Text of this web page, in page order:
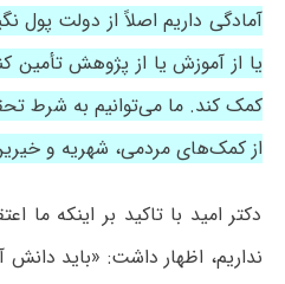
آمادگی داریم اصلاً از دولت پول
کمک کند. ما می‌توانیم به شرط
از کمک‌های مردمی، شهریه و
دکتر امید با تاکید بر اینکه ما
نداریم، اظهار داشت: «باید دانش